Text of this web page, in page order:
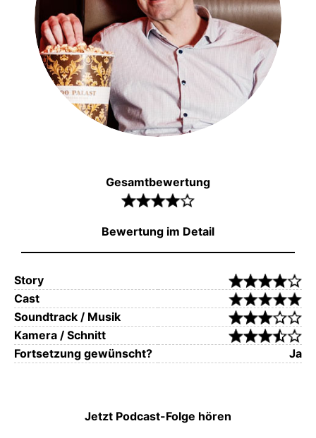
Gesamtbewertung
Bewertung im Detail
Story
Cast
Soundtrack / Musik
Kamera / Schnitt
Fortsetzung gewünscht?
Ja
Jetzt Podcast-Folge hören